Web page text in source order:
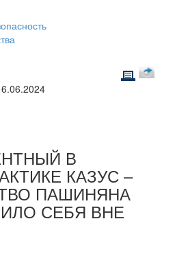
В
КАЗУС –
ПАШИНЯНА
СЕБЯ ВНЕ